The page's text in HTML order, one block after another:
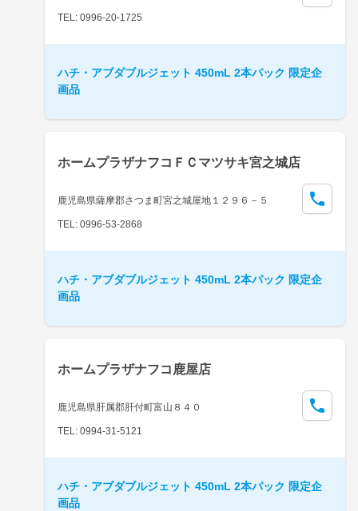
TEL: 0996-20-1725
ハチ・アブダブルジェット 450mL 2本パック 限定企
画品
ホームプラザナフコＦＣマツサキ宮之城店
鹿児島県薩摩郡さつま町宮之城屋地１２９６－５
TEL: 0996-53-2868
ハチ・アブダブルジェット 450mL 2本パック 限定企
画品
ホームプラザナフコ鹿屋店
鹿児島県肝属郡肝付町富山８４０
TEL: 0994-31-5121
ハチ・アブダブルジェット 450mL 2本パック 限定企
画品